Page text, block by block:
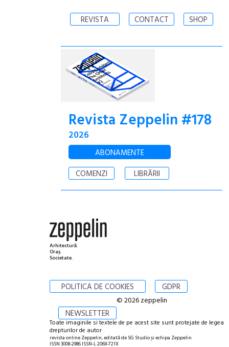
REVISTA CONTACT SHOP
Revista Zeppelin #178
2026
ABONAMENTE
COMENZI
LIBRĂRII
Arhitectură.
Oraș.
Societate.
POLITICA DE COOKIES GDPR
NEWSLETTER
© 2026 zeppelin
Toate imaginile si textele de pe acest site sunt protejate de legea
drepturilor de autor
revista online Zeppelin, editată de SG Studio și echipa Zeppelin
ISSN 3008-2986 ISSN-L 2069-721X